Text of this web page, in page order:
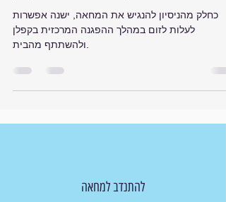
כחלק מהניסיון להנגיש את המחאה, ישנה אפשרות
לעלות לזום במהלך ההפגנה המרכזית בקפלן
להתנדב למחאה